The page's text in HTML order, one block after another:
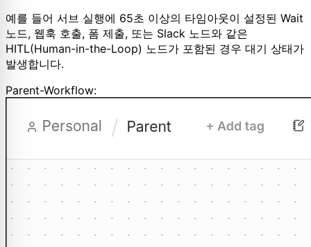
예를 들어 서브 실행에 65초 이상의 타임아웃이 설정된 Wait
노드, 웹훅 호출, 폼 제출, 또는 Slack 노드와 같은
HITL(Human-in-the-Loop) 노드가 포함된 경우 대기 상태가
발생합니다.
Parent-Workflow: